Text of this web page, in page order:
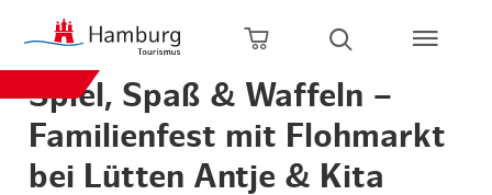
Zum Hauptinhalt springen
Zur Hauptnavigation springen
Zur Volltextsuche springen
Zum Footer springen
Warenkorb öffnen
Suche öffnen
Spiel, Spaß & Waffeln –
Familienfest mit Flohmarkt
bei Lütten Antje & Kita